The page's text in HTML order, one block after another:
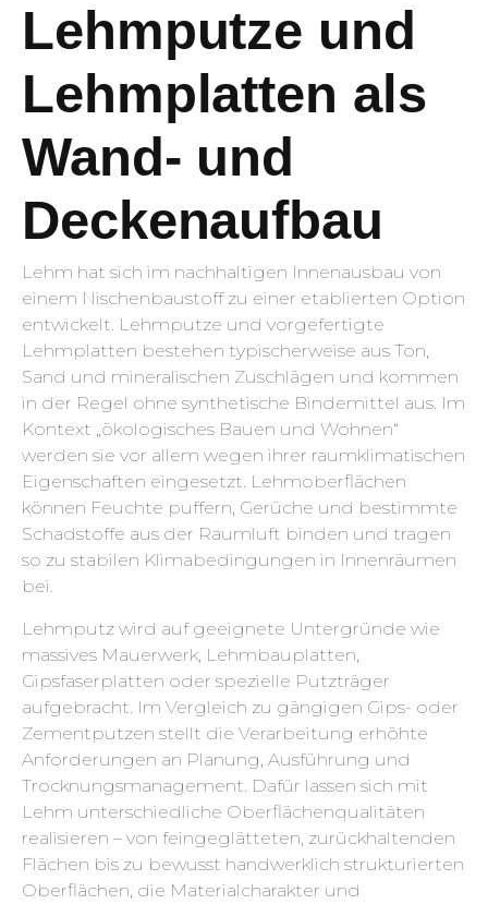
Lehmputze und
Lehmplatten als
Wand- und
Deckenaufbau
Lehm hat sich im nachhaltigen Innenausbau von
einem Nischenbaustoff zu einer etablierten Option
entwickelt. Lehmputze und vorgefertigte
Lehmplatten bestehen typischerweise aus Ton,
Sand und mineralischen Zuschlägen und kommen
in der Regel ohne synthetische Bindemittel aus. Im
Kontext „ökologisches Bauen und Wohnen“
werden sie vor allem wegen ihrer raumklimatischen
Eigenschaften eingesetzt. Lehmoberflächen
können Feuchte puffern, Gerüche und bestimmte
Schadstoffe aus der Raumluft binden und tragen
so zu stabilen Klimabedingungen in Innenräumen
bei.
Lehmputz wird auf geeignete Untergründe wie
massives Mauerwerk, Lehmbauplatten,
Gipsfaserplatten oder spezielle Putzträger
aufgebracht. Im Vergleich zu gängigen Gips- oder
Zementputzen stellt die Verarbeitung erhöhte
Anforderungen an Planung, Ausführung und
Trocknungsmanagement. Dafür lassen sich mit
Lehm unterschiedliche Oberflächenqualitäten
realisieren – von feingeglätteten, zurückhaltenden
Flächen bis zu bewusst handwerklich strukturierten
Oberflächen, die Materialcharakter und